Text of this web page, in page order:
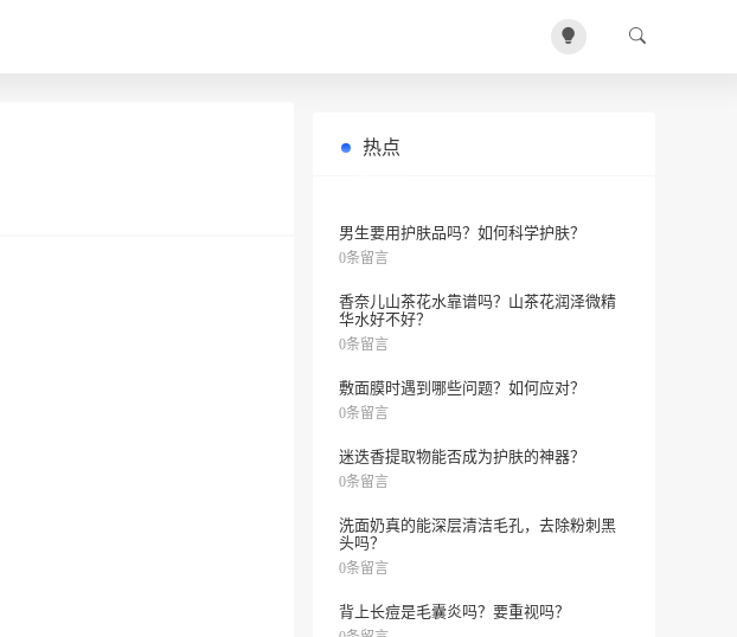
热点
男生要用护肤品吗？如何科学护肤？
0条留言
香奈儿山茶花水靠谱吗？山茶花润泽微精
华水好不好？
0条留言
敷面膜时遇到哪些问题？如何应对？
0条留言
迷迭香提取物能否成为护肤的神器？
0条留言
洗面奶真的能深层清洁毛孔，去除粉刺黑
头吗？
0条留言
背上长痘是毛囊炎吗？要重视吗？